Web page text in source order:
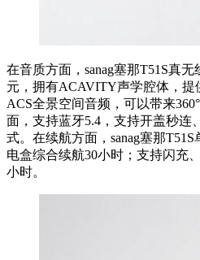
在音质方面，sanag塞那T51S真
元，拥有ACAVITY声学腔体，提
ACS全景空间音频，可以带来
面，支持蓝牙5.4，支持开盖秒连
式。在续航方面，sanag塞那
电盒综合续航30小时；支持闪充
小时。